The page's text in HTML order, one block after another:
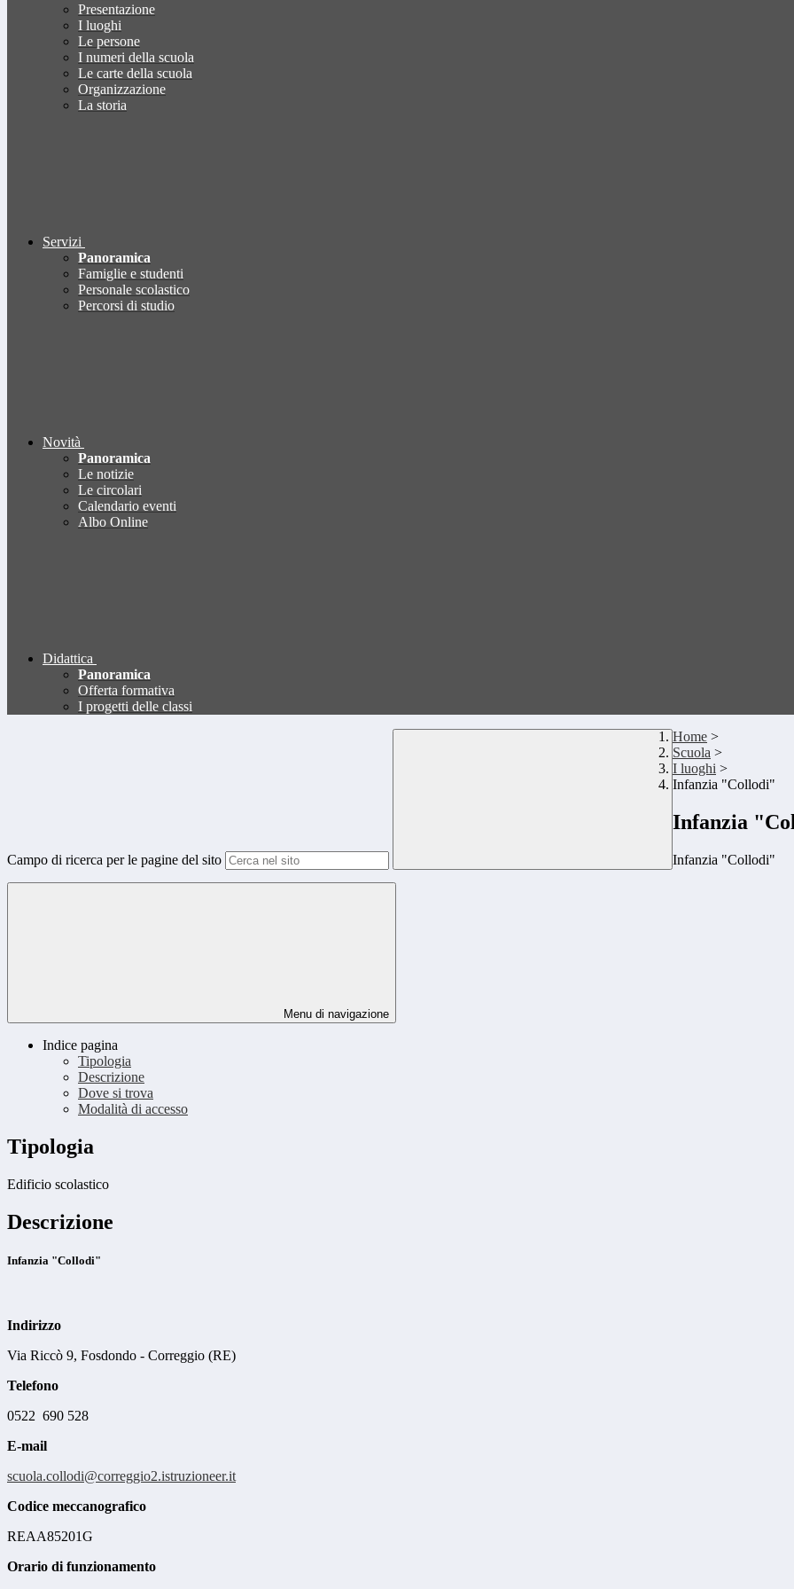
Presentazione
I luoghi
Le persone
I numeri della scuola
Le carte della scuola
Organizzazione
La storia
Servizi
Panoramica
Famiglie e studenti
Personale scolastico
Percorsi di studio
Novità
Panoramica
Le notizie
Le circolari
Calendario eventi
Albo Online
Didattica
Panoramica
Offerta formativa
I progetti delle classi
Campo di ricerca per le pagine del sito
Home >
Scuola >
I luoghi >
Infanzia "Collodi"
Infanzia
Infanzia "Collodi"
Menu di navigazione
Indice pagina
Tipologia
Descrizione
Dove si trova
Modalità di accesso
Tipologia
Edificio scolastico
Descrizione
Infanzia "Collodi"
Indirizzo
Via Riccò 9, Fosdondo - Correggio (RE)
Telefono
0522 690 528
E-mail
scuola.collodi@correggio2.istruzioneer.it
Codice meccanografico
REAA85201G
Orario di funzionamento